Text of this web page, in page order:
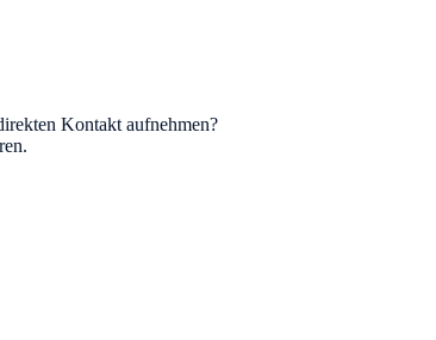
Kontakt aufnehmen?